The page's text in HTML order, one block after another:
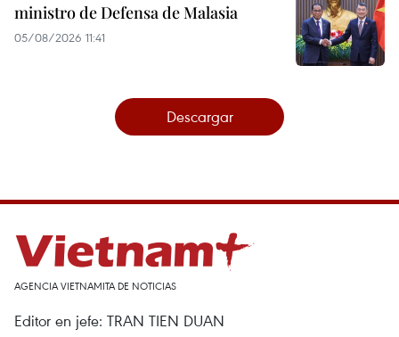
ministro de Defensa de Malasia
05/08/2026 11:41
Descargar
AGENCIA VIETNAMITA DE NOTICIAS
Editor en jefe: TRAN TIEN DUAN